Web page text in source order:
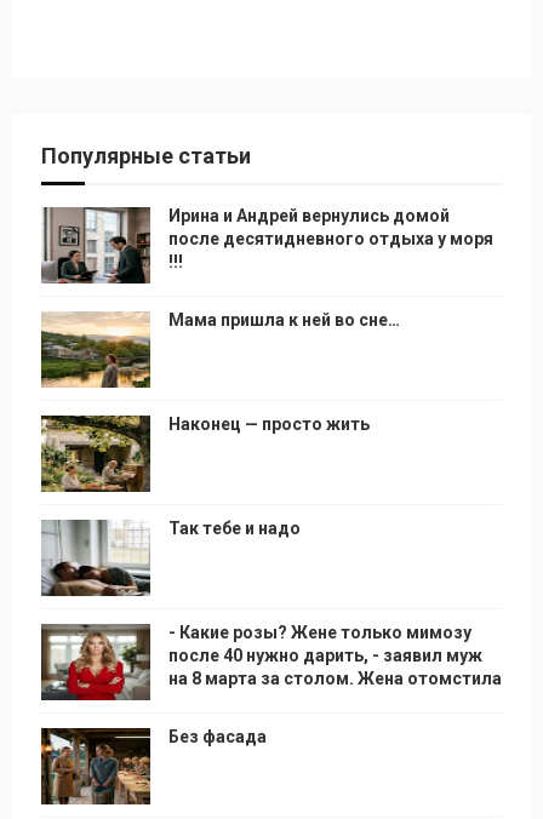
Популярные статьи
Ирина и Андрей вернулись домой
после десятидневного отдыха у моря
!!!
Мама пришла к ней во сне…
Наконец — просто жить
Так тебе и надо
- Какие розы? Жене только мимозу
после 40 нужно дарить, - заявил муж
на 8 марта за столом. Жена отомстила
Без фасада